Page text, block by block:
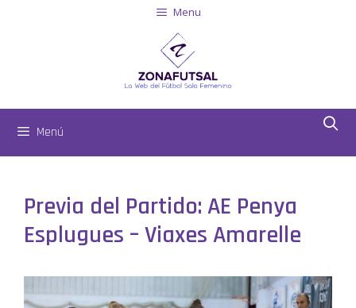
Menu
Menú
Previa del Partido: AE Penya
Esplugues – Viaxes Amarelle